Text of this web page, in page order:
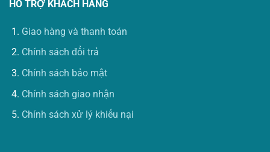
HỖ TRỢ KHÁCH HÀNG
Giao hàng và thanh toán
Chính sách đổi trả
Chính sách bảo mật
Chính sách giao nhận
Chính sách xử lý khiếu nại